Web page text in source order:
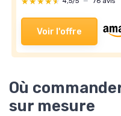
Voir l'offre
Où
sur mesure